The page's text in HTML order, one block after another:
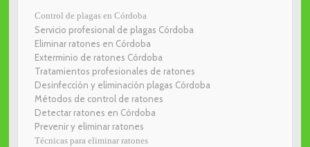
Control de plagas en Córdoba
Servicio profesional de plagas Córdoba
Eliminar ratones en Córdoba
Exterminio de ratones Córdoba
Tratamientos profesionales de ratones
Desinfección y eliminación plagas Córdoba
Métodos de control de ratones
Detectar ratones en Córdoba
Prevenir y eliminar ratones
Técnicas para eliminar ratones